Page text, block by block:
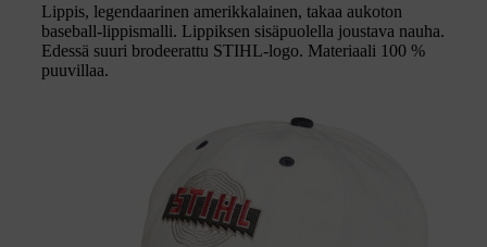
Lippis, legendaarinen amerikkalainen, takaa aukoton
baseball-lippismalli. Lippiksen sisäpuolella joustava nauha.
Edessä suuri brodeerattu STIHL-logo. Materiaali 100 %
puuvillaa.